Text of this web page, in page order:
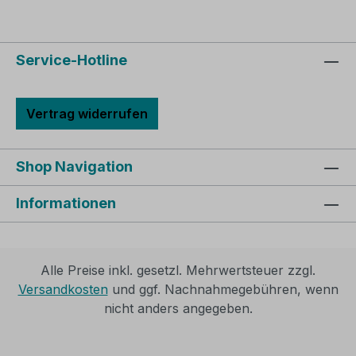
Service-Hotline
Vertrag widerrufen
Shop Navigation
Informationen
Alle Preise inkl. gesetzl. Mehrwertsteuer zzgl.
Versandkosten und ggf. Nachnahmegebühren, wenn
nicht anders angegeben.